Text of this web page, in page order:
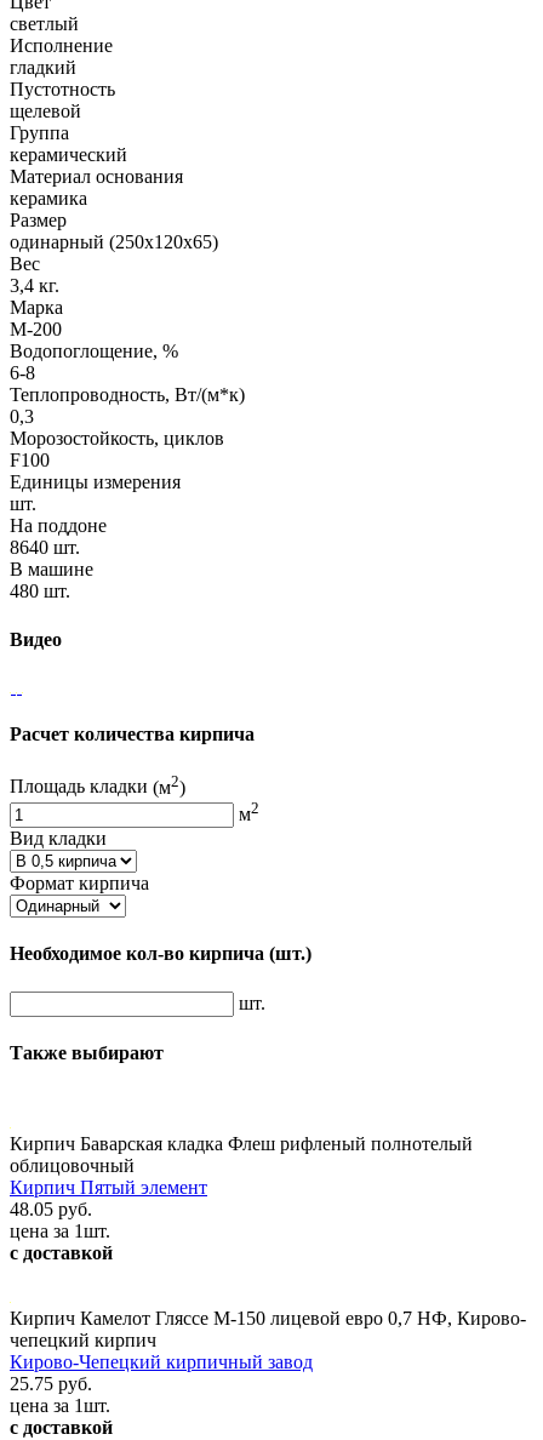
светлый
Исполнение
гладкий
Пустотность
щелевой
Группа
керамический
Материал основания
керамика
Размер
одинарный (250х120х65)
Вес
3,4 кг.
Марка
М-200
Водопоглощение, %
6-8
Теплопроводность, Вт/(м*к)
0,3
Морозостойкость, циклов
F100
Единицы измерения
шт.
На поддоне
8640 шт.
В машине
480 шт.
Видео
Расчет количества кирпича
Площадь кладки (м2)
м2
Вид кладки
Формат кирпича
Необходимое кол-во кирпича (шт.)
шт.
Также выбирают
Кирпич Баварская кладка Флеш рифленый полнотелый
облицовочный
Кирпич Пятый элемент
48.05 руб.
цена за 1шт.
с доставкой
Кирпич Камелот Гляссе М-150 лицевой евро 0,7 НФ, Кирово-
чепецкий кирпич
Кирово-Чепецкий кирпичный завод
25.75 руб.
цена за 1шт.
с доставкой